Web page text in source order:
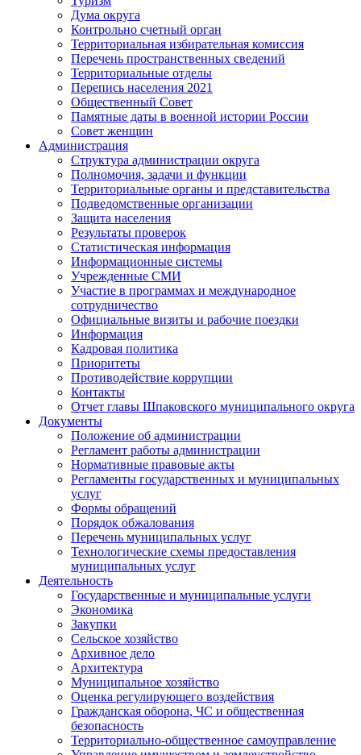
Дума округа
Контрольно счетный орган
Территориальная избирательная комиссия
Перечень пространственных сведений
Территориальные отделы
Перепись населения 2021
Общественный Совет
Памятные даты в военной истории России
Совет женщин
Администрация
Структура администрации округа
Полномочия, задачи и функции
Территориальные органы и представительства
Подведомственные организации
Защита населения
Результаты проверок
Статистическая информация
Информационные системы
Учрежденные СМИ
Участие в программах и международное
сотрудничество
Официальные визиты и рабочие поездки
Информация
Кадровая политика
Приоритеты
Противодействие коррупции
Контакты
Отчет главы Шпаковского муниципального округа
Документы
Положение об администрации
Регламент работы администрации
Нормативные правовые акты
Регламенты государственных и муниципальных
услуг
Формы обращений
Порядок обжалования
Перечень муниципальных услуг
Технологические схемы предоставления
муниципальных услуг
Деятельность
Государственные и муниципальные услуги
Экономика
Закупки
Сельское хозяйство
Архивное дело
Архитектура
Муниципальное хозяйство
Оценка регулирующего воздействия
Гражданская оборона, ЧС и общественная
безопасность
Территориально-общественное самоуправление